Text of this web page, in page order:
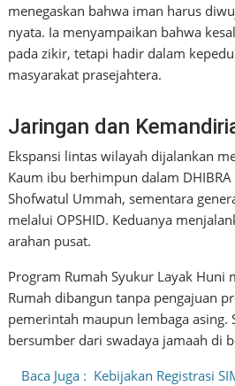
menegaskan bahwa iman harus
nyata. Ia menyampaikan bahwa
pada zikir, tetapi hadir dalam
masyarakat prasejahtera.
Jaringan dan
Ekspansi lintas wilayah dijalankan
Kaum ibu berhimpun dalam
Shofwatul Ummah, sementara
melalui OPSHID. Keduanya
arahan pusat.
Program Rumah Syukur Layak Huni
Rumah dibangun tanpa pengajuan
pemerintah maupun lembaga asing.
bersumber dari swadaya jamaah di
Baca Juga : Kebijakan Registrasi